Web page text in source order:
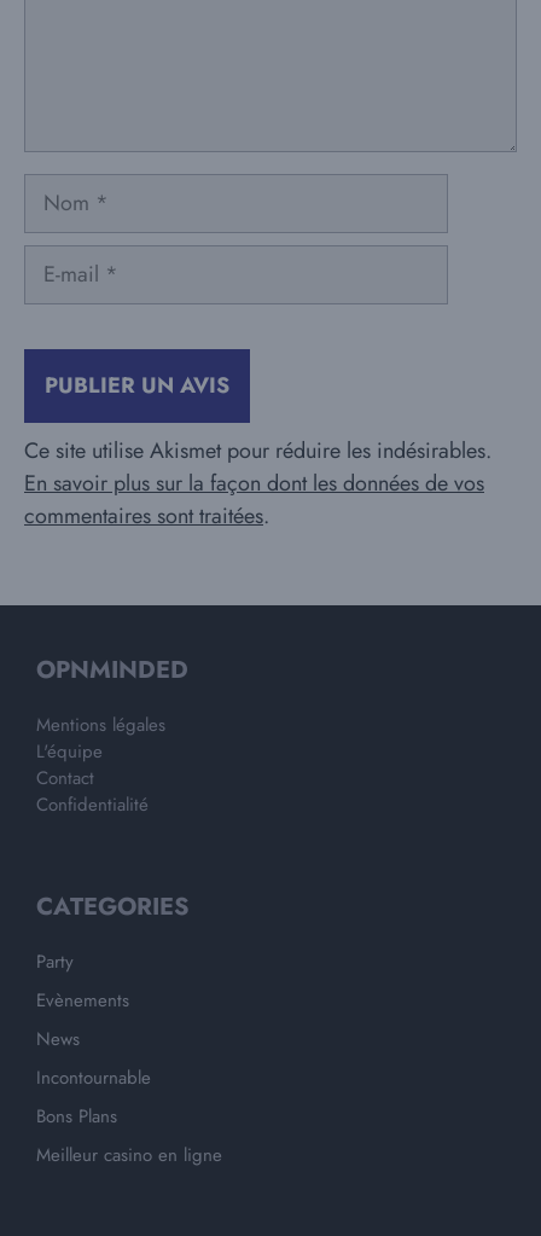
Nom
mail
Ce site utilise Akismet pour réduire les indésirables.
En savoir plus sur la façon dont les données de vos
commentaires sont traitées.
OPNMINDED
Mentions légales
L'équipe
Contact
Confidentialité
CATEGORIES
Party
Evènements
News
Incontournable
Bons Plans
Meilleur casino en ligne